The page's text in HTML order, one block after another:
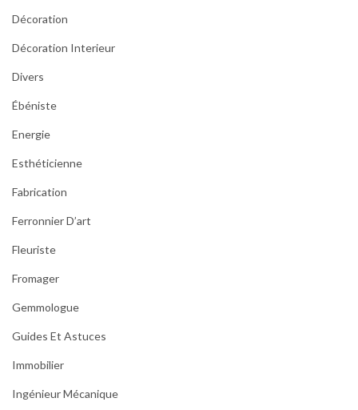
Décoration
Décoration Interieur
Divers
Ébéniste
Energie
Esthéticienne
Fabrication
Ferronnier D’art
Fleuriste
Fromager
Gemmologue
Guides Et Astuces
Immobilier
Ingénieur Mécanique